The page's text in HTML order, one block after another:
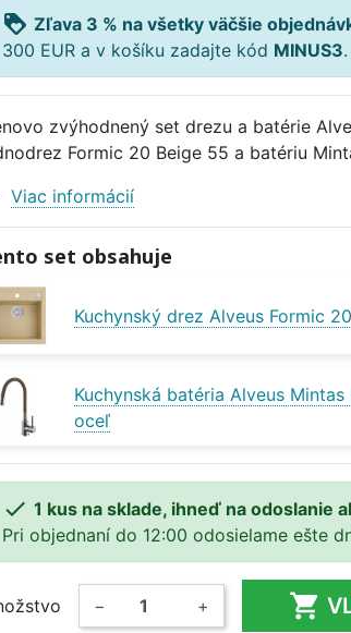
loyalty Zľava 3 % na všetky väčšie
300 EUR a v košíku zadajte kód MINUS3.
zvýhodnený set drezu a batérie
Formic 20 Beige 55 a batériu
Viac informácií
set obsahuje
Kuchynský drez Alveus Formic
Kuchynská batéria Alveus
oceľ
 1 kus na sklade, ihneď na odoslanie
Pri objednaní do 12:00 odosielame ešte
− + 